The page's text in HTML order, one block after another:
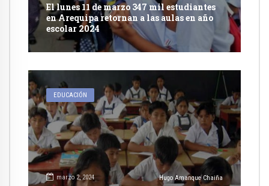
El lunes 11 de marzo 347 mil estudiantes
en Arequipa retornan a las aulas en año
escolar 2024
EDUCACIÓN
marzo 2, 2024 Hugo Amanque Chaiña